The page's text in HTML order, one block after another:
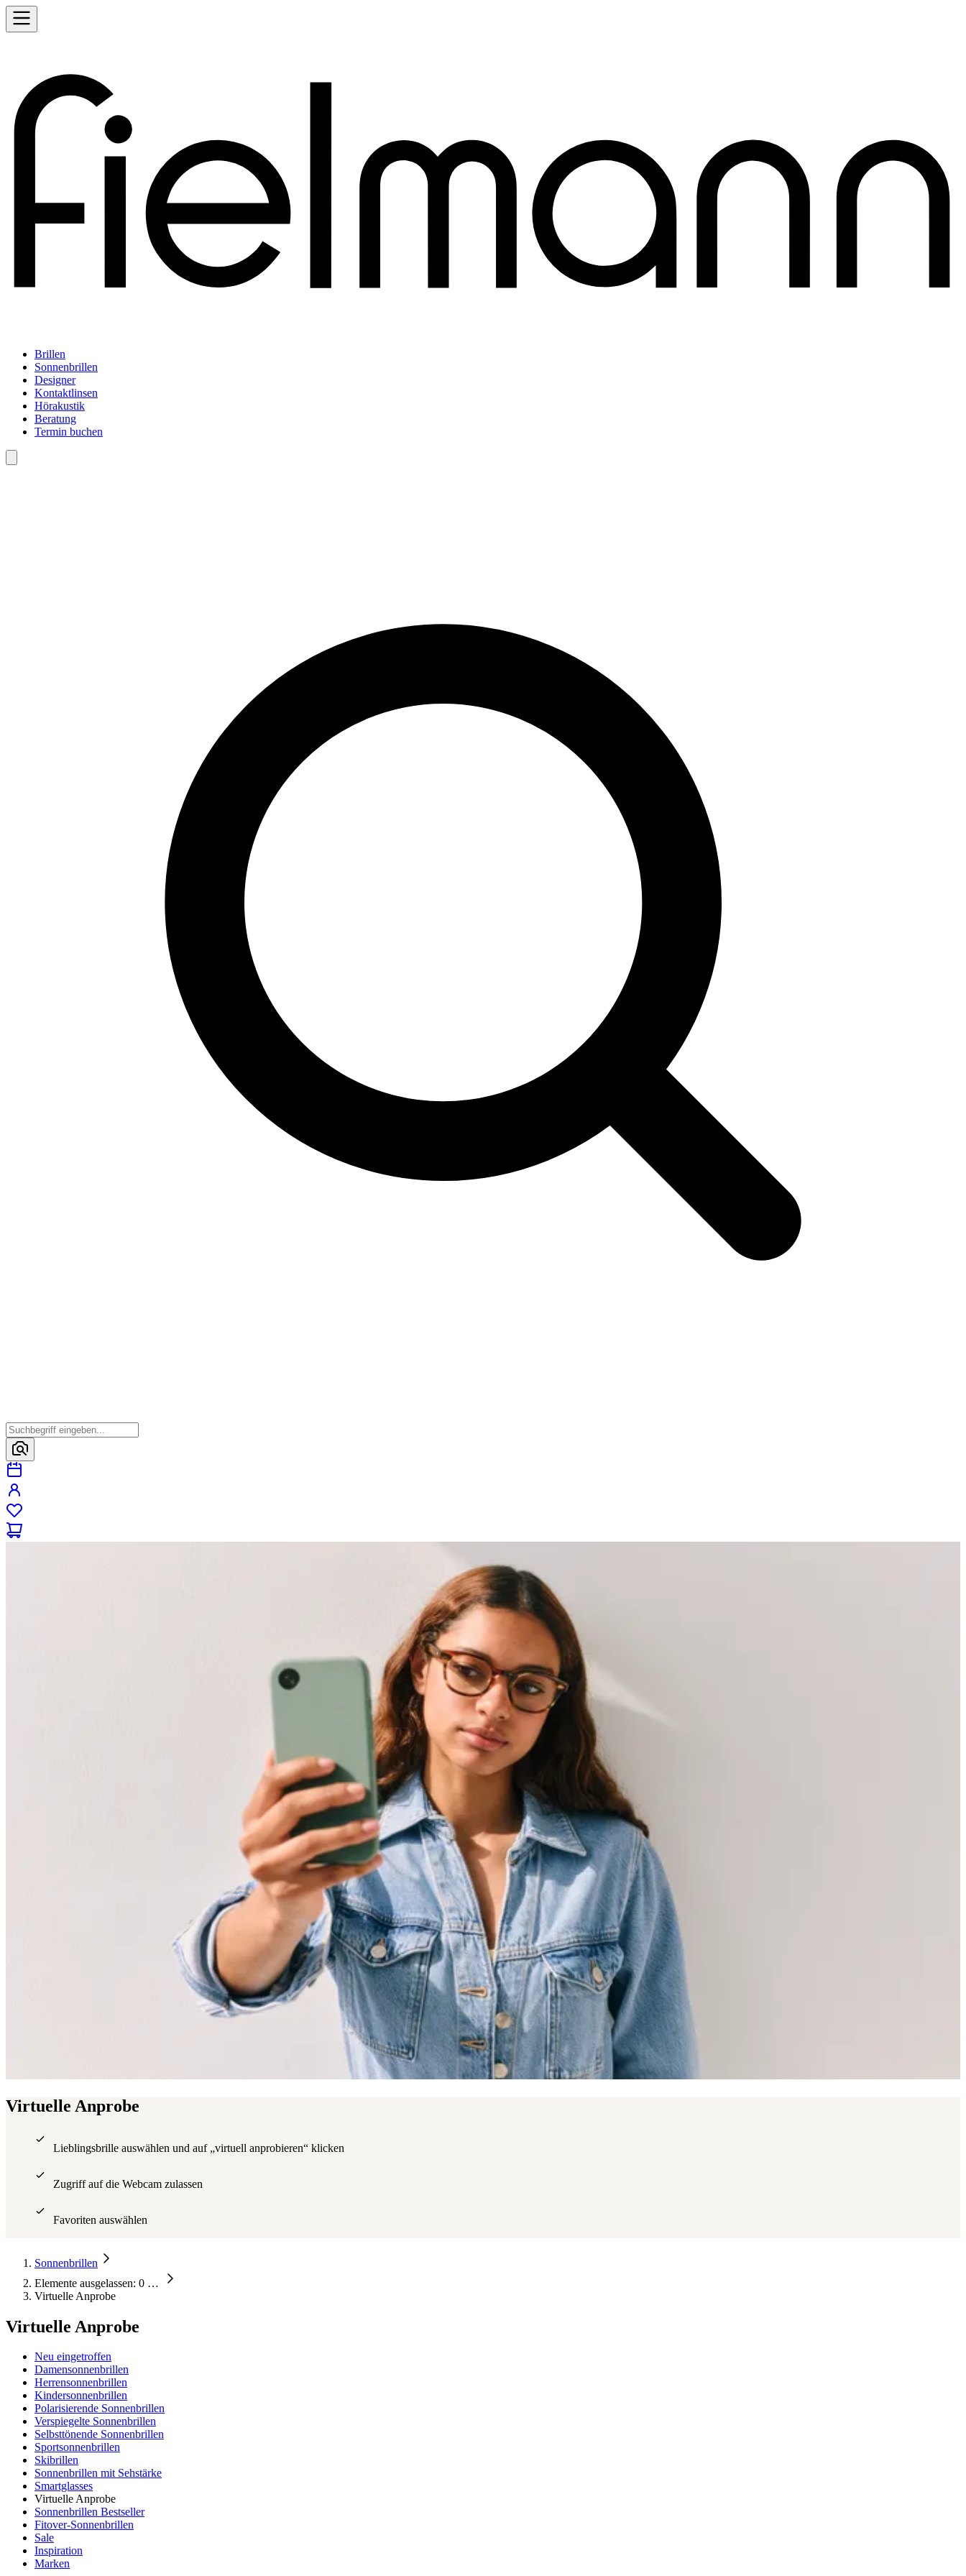
Brillen
Sonnenbrillen
Designer
Kontaktlinsen
Hörakustik
Beratung
Termin buchen
Virtuelle Anprobe
Lieblingsbrille auswählen und auf „virtuell anprobieren“ klicken
Zugriff auf die Webcam zulassen
Favoriten auswählen
Sonnenbrillen
Elemente ausgelassen: 0 …
Virtuelle Anprobe
Virtuelle Anprobe
Neu eingetroffen
Damensonnenbrillen
Herrensonnenbrillen
Kindersonnenbrillen
Polarisierende Sonnenbrillen
Verspiegelte Sonnenbrillen
Selbsttönende Sonnenbrillen
Sportsonnenbrillen
Skibrillen
Sonnenbrillen mit Sehstärke
Smartglasses
Virtuelle Anprobe
Sonnenbrillen Bestseller
Fitover-Sonnenbrillen
Sale
Inspiration
Marken